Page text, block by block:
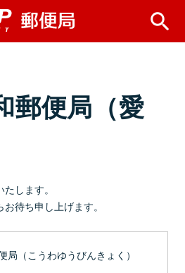
郵便局（愛
します。
待ち申し上げます。
局（こうわゆうびんきょく）